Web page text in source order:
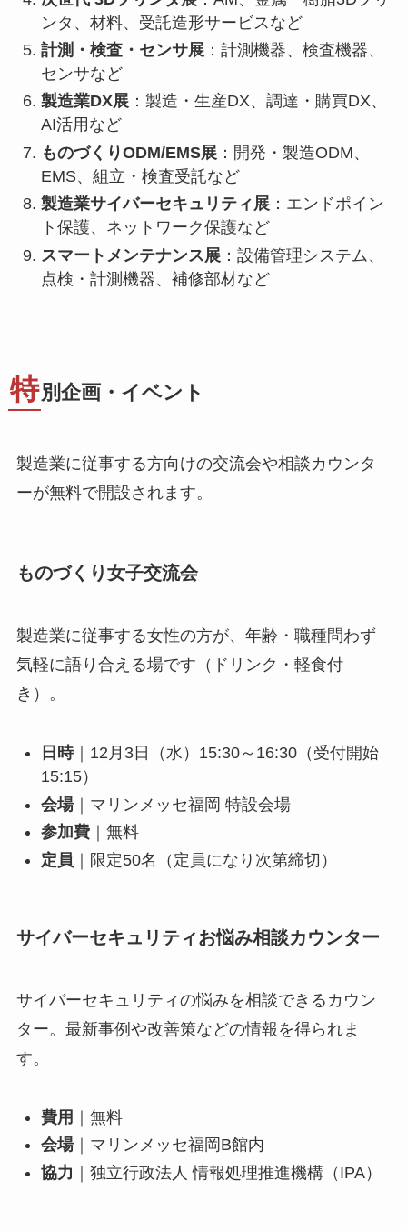
ンタ、材料、受託造形サービスなど
計測・検査・センサ展：計測機器、検査機器、
センサなど
製造業DX展：製造・生産DX、調達・購買DX、
AI活用など
ものづくりODM/EMS展：開発・製造ODM、
EMS、組立・検査受託など
製造業サイバーセキュリティ展：エンドポイン
ト保護、ネットワーク保護など
スマートメンテナンス展：設備管理システム、
点検・計測機器、補修部材など
特別企画・イベント
製造業に従事する方向けの交流会や相談カウンタ
ーが無料で開設されます。
ものづくり女子交流会
製造業に従事する女性の方が、年齢・職種問わず
気軽に語り合える場です（ドリンク・軽食付
き）。
日時｜12月3日（水）15:30～16:30（受付開始
15:15）
会場｜マリンメッセ福岡 特設会場
参加費｜無料
定員 ｜限定50名（定員になり次第締切）
サイバーセキュリティお悩み相談カウンター
サイバーセキュリティの悩みを相談できるカウン
ター。最新事例や改善策などの情報を得られま
す。
費用
｜無料
会場｜マリンメッセ福岡B館内
協力 ｜独立行政法人 情報処理推進機構（IPA）